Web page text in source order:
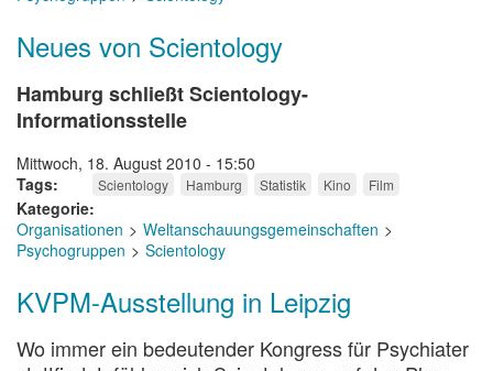
Neues von Scientology
Hamburg schließt Scientology-
Informationsstelle
Mittwoch, 18. August 2010 - 15:50
Tags
Scientology Hamburg Statistik Kino Film
Kategorie
Organisationen
Weltanschauungsgemeinschaften
Psychogruppen
Scientology
KVPM-Ausstellung in Leipzig
Wo immer ein bedeutender Kongress für Psychiater